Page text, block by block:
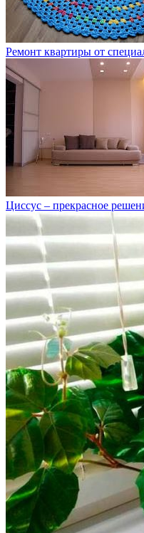
Ремонт квартиры от
Циссус – прекрасное